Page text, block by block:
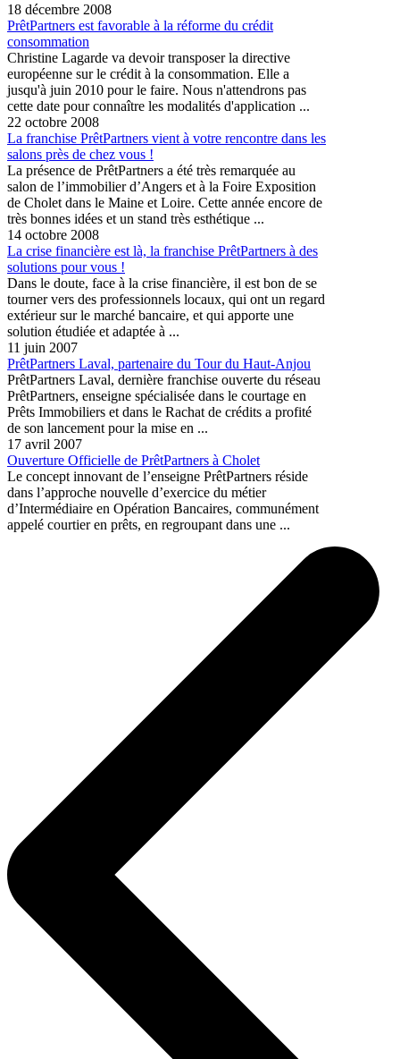
18 décembre 2008
PrêtPartners est favorable à la réforme du crédit
consommation
Christine Lagarde va devoir transposer la directive
européenne sur le crédit à la consommation. Elle a
jusqu'à juin 2010 pour le faire. Nous n'attendrons pas
cette date pour connaître les modalités d'application ...
22 octobre 2008
La franchise PrêtPartners vient à votre rencontre dans les
salons près de chez vous !
La présence de PrêtPartners a été très remarquée au
salon de l’immobilier d’Angers et à la Foire Exposition
de Cholet dans le Maine et Loire. Cette année encore de
très bonnes idées et un stand très esthétique ...
14 octobre 2008
La crise financière est là, la franchise PrêtPartners à des
solutions pour vous !
Dans le doute, face à la crise financière, il est bon de se
tourner vers des professionnels locaux, qui ont un regard
extérieur sur le marché bancaire, et qui apporte une
solution étudiée et adaptée à ...
11 juin 2007
PrêtPartners Laval, partenaire du Tour du Haut-Anjou
PrêtPartners Laval, dernière franchise ouverte du réseau
PrêtPartners, enseigne spécialisée dans le courtage en
Prêts Immobiliers et dans le Rachat de crédits a profité
de son lancement pour la mise en ...
17 avril 2007
Ouverture Officielle de PrêtPartners à Cholet
Le concept innovant de l’enseigne PrêtPartners réside
dans l’approche nouvelle d’exercice du métier
d’Intermédiaire en Opération Bancaires, communément
appelé courtier en prêts, en regroupant dans une ...